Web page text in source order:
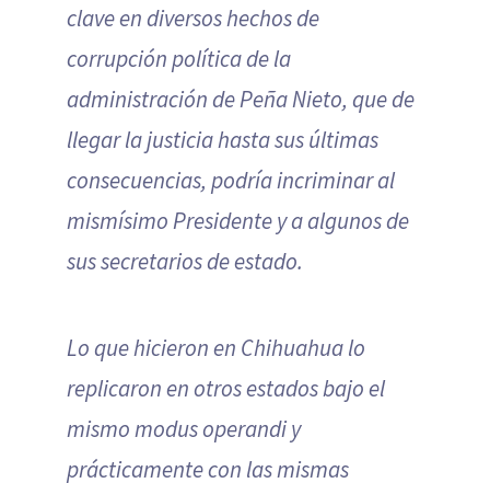
clave en diversos hechos de
corrupción política de la
administración de Peña Nieto, que de
llegar la justicia hasta sus últimas
consecuencias, podría incriminar al
mismísimo Presidente y a algunos de
sus secretarios de estado.
Lo que hicieron en Chihuahua lo
replicaron en otros estados bajo el
mismo modus operandi y
prácticamente con las mismas